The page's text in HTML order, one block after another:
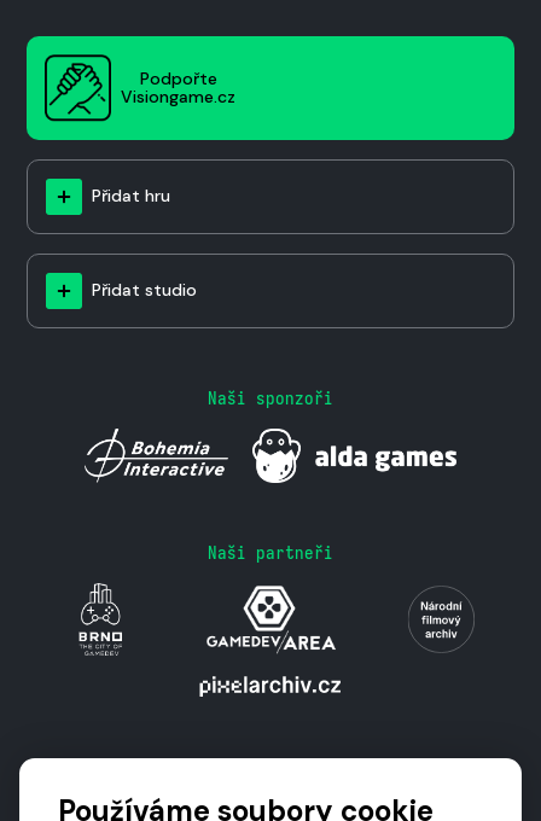
Podpořte
Visiongame.cz
Přidat hru
Přidat studio
Naši sponzoři
Naši partneři
Používáme soubory cookie